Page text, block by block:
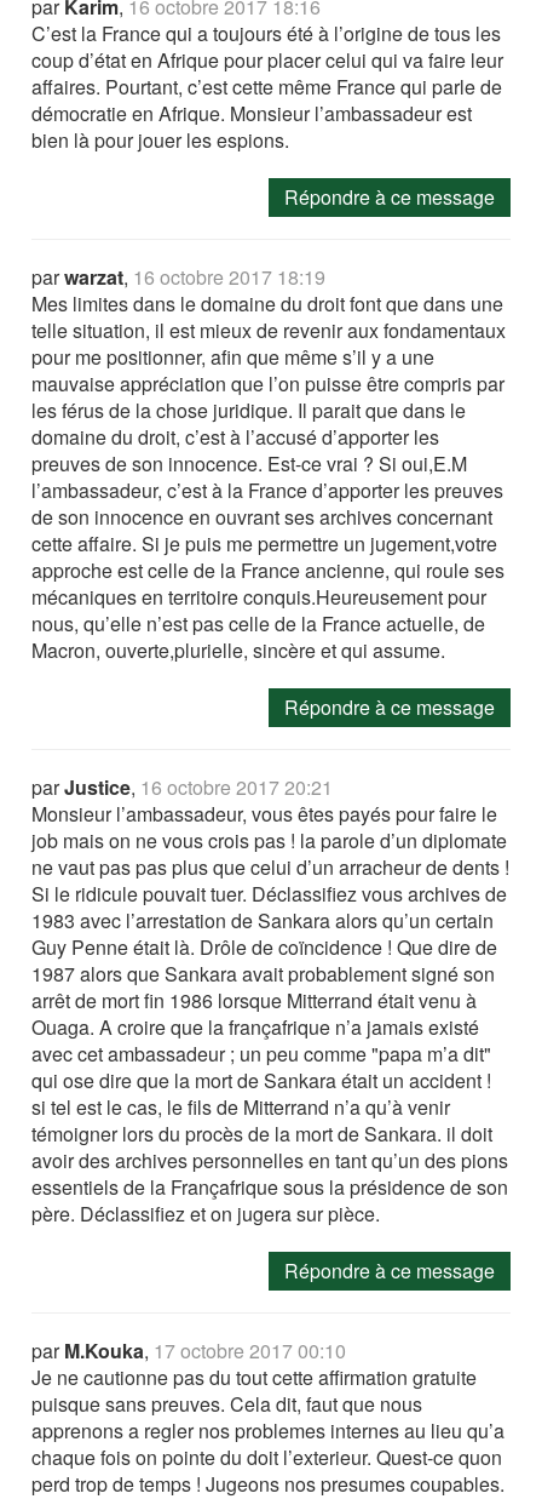
parKarim, 16 octobre 2017 18:16
C’est la France qui a toujours été à l’origine de tous les
coup d’état en Afrique pour placer celui qui va faire leur
affaires. Pourtant, c’est cette même France qui parle de
démocratie en Afrique. Monsieur l’ambassadeur est
bien là pour jouer les espions.
Répondre à ce message
parwarzat, 16 octobre 2017 18:19
Mes limites dans le domaine du droit font que dans une
telle situation, il est mieux de revenir aux fondamentaux
pour me positionner, afin que même s’il y a une
mauvaise appréciation que l’on puisse être compris par
les férus de la chose juridique. Il parait que dans le
domaine du droit, c’est à l’accusé d’apporter les
preuves de son innocence. Est-ce vrai ? Si oui,E.M
l’ambassadeur, c’est à la France d’apporter les preuves
de son innocence en ouvrant ses archives concernant
cette affaire. Si je puis me permettre un jugement,votre
approche est celle de la France ancienne, qui roule ses
mécaniques en territoire conquis.Heureusement pour
nous, qu’elle n’est pas celle de la France actuelle, de
Macron, ouverte,plurielle, sincère et qui assume.
Répondre à ce message
parJustice, 16 octobre 2017 20:21
Monsieur l’ambassadeur, vous êtes payés pour faire le
job mais on ne vous crois pas ! la parole d’un diplomate
ne vaut pas pas plus que celui d’un arracheur de dents !
Si le ridicule pouvait tuer. Déclassifiez vous archives de
1983 avec l’arrestation de Sankara alors qu’un certain
Guy Penne était là. Drôle de coïncidence ! Que dire de
1987 alors que Sankara avait probablement signé son
arrêt de mort fin 1986 lorsque Mitterrand était venu à
Ouaga. A croire que la françafrique n’a jamais existé
avec cet ambassadeur ; un peu comme "papa m’a dit"
qui ose dire que la mort de Sankara était un accident !
si tel est le cas, le fils de Mitterrand n’a qu’à venir
témoigner lors du procès de la mort de Sankara. il doit
avoir des archives personnelles en tant qu’un des pions
essentiels de la Françafrique sous la présidence de son
père. Déclassifiez et on jugera sur pièce.
Répondre à ce message
parM.Kouka, 17 octobre 2017 00:10
Je ne cautionne pas du tout cette affirmation gratuite
puisque sans preuves. Cela dit, faut que nous
apprenons a regler nos problemes internes au lieu qu’a
chaque fois on pointe du doit l’exterieur. Quest-ce quon
perd trop de temps ! Jugeons nos presumes coupables.